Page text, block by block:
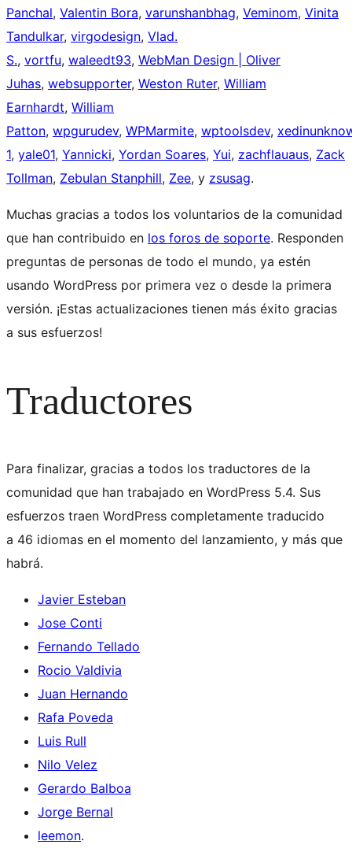
Panchal, Valentin Bora, varunshanbhag, Veminom, Vinita
Tandulkar, virgodesign, Vlad.
S., vortfu, waleedt93, WebMan Design | Oliver
Juhas, websupporter, Weston Ruter, William
Earnhardt, William
Patton, wpgurudev, WPMarmite, wptoolsdev,
1, yale01, Yannicki, Yordan Soares, Yui, zachflauaus, Zack
Tollman, Zebulan Stanphill, Zee, y zsusag.
Muchas gracias a todos los voluntarios de la comunidad
que han contribuido en los foros de soporte. Responden
preguntas de personas de todo el mundo, ya estén
usando WordPress por primera vez o desde la primera
versión. ¡Estas actualizaciones tienen más éxito gracias
a sus esfuerzos!
Traductores
Para finalizar, gracias a todos los traductores de la
comunidad que han trabajado en WordPress 5.4. Sus
esfuerzos traen WordPress completamente traducido
a 46 idiomas en el momento del lanzamiento, y más que
habrá.
Javier Esteban
Jose Conti
Fernando Tellado
Rocio Valdivia
Juan Hernando
Rafa Poveda
Luis Rull
Nilo Velez
Gerardo Balboa
Jorge Bernal
leemon.